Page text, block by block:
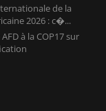
de la
2026 : c�...
à la COP17 sur